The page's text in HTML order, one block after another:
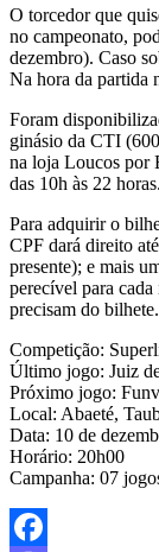
O torcedor que
no campeonato,
dezembro). Caso
Na hora da partida
Foram
ginásio da CTI
na loja Loucos por
das 10h às 22 horas.
Para adquirir o
CPF dará direito
presente); e mais
perecível para
precisam do bilhete.
Competição:
Último jogo: Juiz
Próximo jogo:
Local: Abaeté,
Data: 10 de
Horário: 20h00
Campanha: 07